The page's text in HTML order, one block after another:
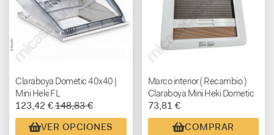
Claraboya Dometic 40x40 |
Mini Heki FL
123,42 €148,83 €
VER OPCIONES
Marco interior ( Recambio )
Claraboya Mini Heki Dometic
40X40
73,81 €
COMPRAR